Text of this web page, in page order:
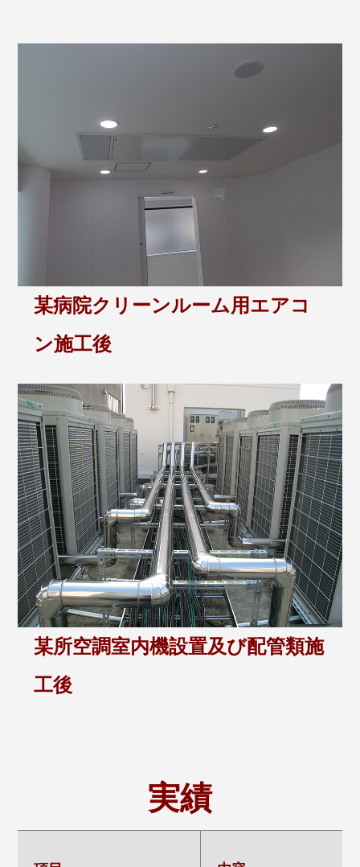
某病院クリーンルーム用エアコ
ン施工後
某所空調室内機設置及び配管類施
工後
実績